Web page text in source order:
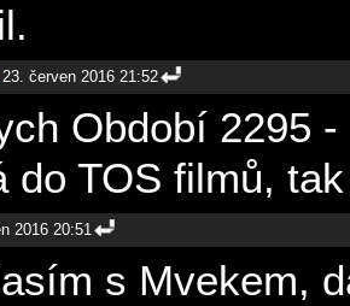
červen 2016 21:52
Období 2295
do TOS filmů,
2016 20:51
s Mvekem,